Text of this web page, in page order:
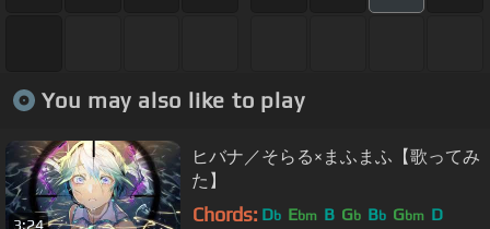
You may also like to play
3:24
ヒバナ／そらる×まふまふ【歌ってみ
た】
Chords: Db Ebm B Gb Bb Gbm D